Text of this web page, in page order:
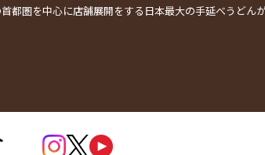
都圏を中心に店舗展開をする日本最大の手延べうどん